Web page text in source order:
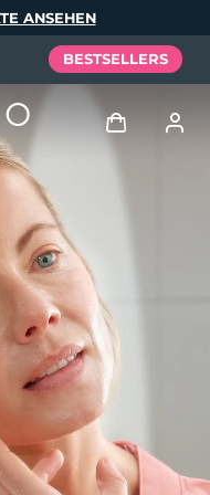
ANSEHEN
BESTSELLERS
Benutzerkonto
Meine Geräte
Meine Bestellungen
Meine Adressen
Abonnements
Español
Português
Русский
繁體中文